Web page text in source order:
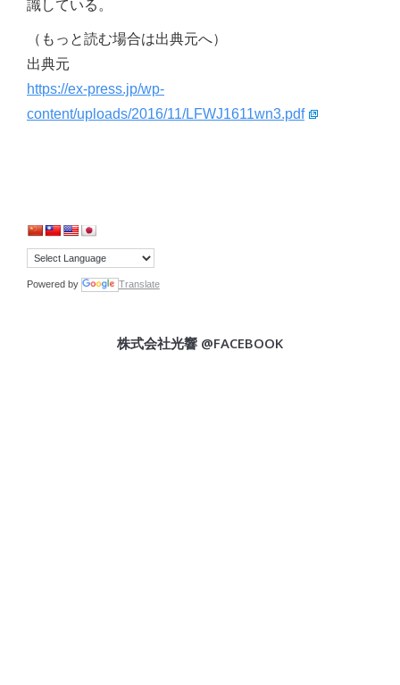
識している。
（もっと読む場合は出典元へ）
出典元
https://ex-press.jp/wp-
content/uploads/2016/11/LFWJ1611wn3.pdf
Powered by Translate
株式会社光響 @FACEBOOK